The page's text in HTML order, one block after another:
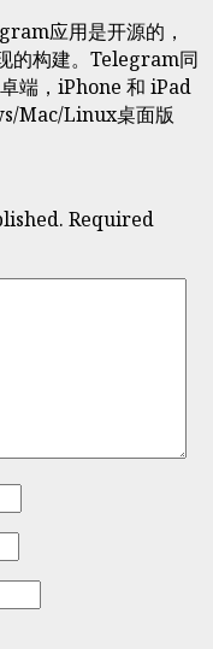
应用是开源的，
的构建。Telegram同
端，iPhone 和 iPad
Mac/Linux桌面版
Required